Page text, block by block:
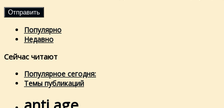
Популярно
Недавно
Сейчас читают
Популярное сегодня:
Темы публикаций